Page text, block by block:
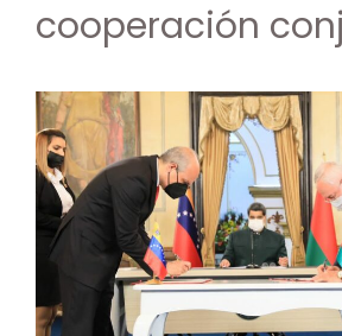
cooperación